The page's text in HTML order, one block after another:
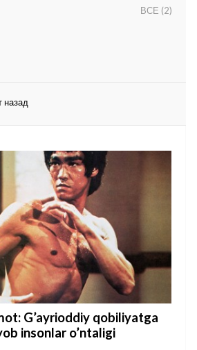
ВСЕ (2)
назад
G’ayrioddiy qobiliyatga
insonlar o’ntaligi